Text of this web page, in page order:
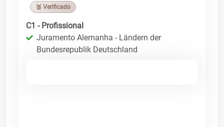
🥉 Verificado
C1 - Profissional
Juramento Alemanha - Ländern der
Bundesrepublik Deutschland